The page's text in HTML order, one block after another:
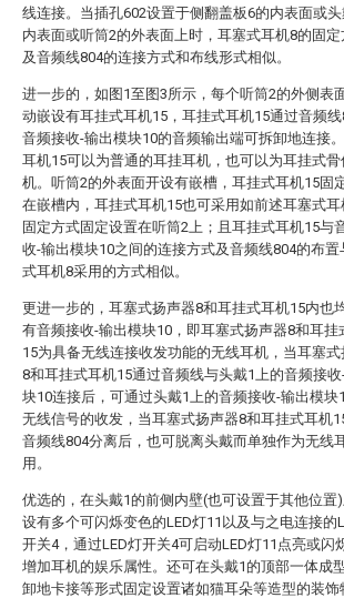
线连接。当插孔602设置于侧翻盖板6的内表面或头
内表面或听筒2的外表面上时，耳塞式耳机8的固定
及音频线804的连接方式和布线形式相似。
进一步的，如图1至图3所示，每个听筒2的外侧表
动嵌设有耳挂式耳机15，耳挂式耳机15通过音频
音频接收-输出模块10的音频输出端可拆卸地连接
耳机15可以为普通的耳挂耳机，也可以为耳挂式
机。听筒2的外表面开设有嵌槽，耳挂式耳机15固
在嵌槽内，耳挂式耳机15也可采用如前述耳塞式耳
固定方式固定设置在听筒2上；且耳挂式耳机15与
收-输出模块10之间的连接方式及音频线804的布置
式耳机8采用的方式相似。
更进一步的，耳塞式扬声器8和耳挂式耳机15内也
有音频接收-输出模块10，即耳塞式扬声器8和耳挂
15为具备无线连接收发功能的无线耳机，当耳塞式
8和耳挂式耳机15通过音频线与头戴1上的音频接
块10连接后，可通过头戴1上的音频接收-输出模块
无线信号的收发，当耳塞式扬声器8和耳挂式耳机
音频线804分离后，也可脱离头戴而单独作为无线
用。
优选的，在头戴1的前侧内壁(也可设置于其他位置
设有多个可闪烁变色的LED灯11以及与之电连接的
开关4，通过LED灯开关4可启动LED灯11点亮或闪
增加耳机的娱乐属性。还可在头戴1的顶部一体成
卸地卡接等形式固定设置诸如猫耳朵等造型的装饰